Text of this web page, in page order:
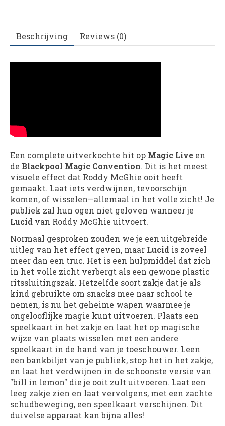
Beschrijving Reviews (0)
Een complete uitverkochte hit op Magic Live en
de Blackpool Magic Convention. Dit is het meest
visuele effect dat Roddy McGhie ooit heeft
gemaakt. Laat iets verdwijnen, tevoorschijn
komen, of wisselen—allemaal in het volle zicht! Je
publiek zal hun ogen niet geloven wanneer je
Lucid van Roddy McGhie uitvoert.
Normaal gesproken zouden we je een uitgebreide
uitleg van het effect geven, maar Lucid is zoveel
meer dan een truc. Het is een hulpmiddel dat zich
in het volle zicht verbergt als een gewone plastic
ritssluitingszak. Hetzelfde soort zakje dat je als
kind gebruikte om snacks mee naar school te
nemen, is nu het geheime wapen waarmee je
ongelooflijke magie kunt uitvoeren. Plaats een
speelkaart in het zakje en laat het op magische
wijze van plaats wisselen met een andere
speelkaart in de hand van je toeschouwer. Leen
een bankbiljet van je publiek, stop het in het zakje,
en laat het verdwijnen in de schoonste versie van
"bill in lemon" die je ooit zult uitvoeren. Laat een
leeg zakje zien en laat vervolgens, met een zachte
schudbeweging, een speelkaart verschijnen. Dit
duivelse apparaat kan bijna alles!